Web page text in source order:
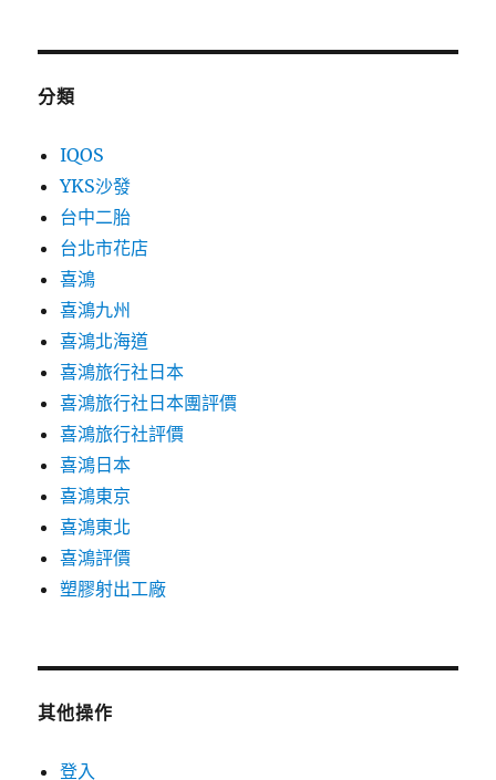
分類
IQOS
YKS沙發
台中二胎
台北市花店
喜鴻
喜鴻九州
喜鴻北海道
喜鴻旅行社日本
喜鴻旅行社日本團評價
喜鴻旅行社評價
喜鴻日本
喜鴻東京
喜鴻東北
喜鴻評價
塑膠射出工廠
其他操作
登入